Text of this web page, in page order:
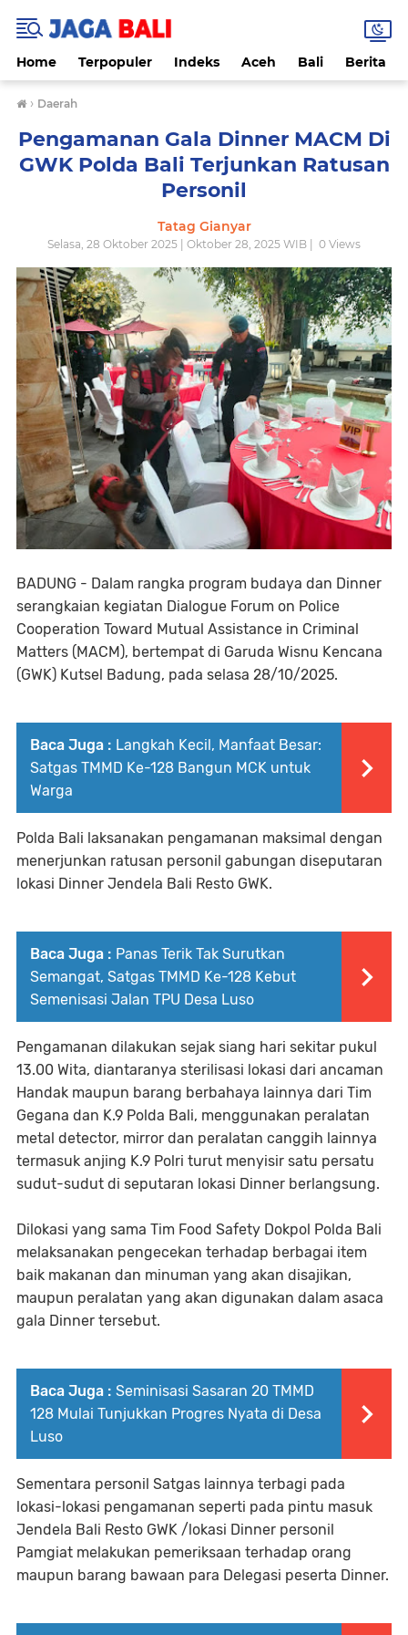
Home Terpopuler Indeks Aceh Bali Berita
› Daerah
Pengamanan Gala Dinner MACM Di
GWK Polda Bali Terjunkan Ratusan
Personil
Tatag Gianyar
Selasa, 28 Oktober 2025 | Oktober 28, 2025 WIB | 0 Views
BADUNG - Dalam rangka program budaya dan Dinner
serangkaian kegiatan Dialogue Forum on Police
Cooperation Toward Mutual Assistance in Criminal
Matters (MACM), bertempat di Garuda Wisnu Kencana
(GWK) Kutsel Badung, pada selasa 28/10/2025.
Baca Juga : Langkah Kecil, Manfaat Besar:
Satgas TMMD Ke-128 Bangun MCK untuk
Warga
Polda Bali laksanakan pengamanan maksimal dengan
menerjunkan ratusan personil gabungan diseputaran
lokasi Dinner Jendela Bali Resto GWK.
Baca Juga : Panas Terik Tak Surutkan
Semangat, Satgas TMMD Ke-128 Kebut
Semenisasi Jalan TPU Desa Luso
Pengamanan dilakukan sejak siang hari sekitar pukul
13.00 Wita, diantaranya sterilisasi lokasi dari ancaman
Handak maupun barang berbahaya lainnya dari Tim
Gegana dan K.9 Polda Bali, menggunakan peralatan
metal detector, mirror dan peralatan canggih lainnya
termasuk anjing K.9 Polri turut menyisir satu persatu
sudut-sudut di seputaran lokasi Dinner berlangsung.
Dilokasi yang sama Tim Food Safety Dokpol Polda Bali
melaksanakan pengecekan terhadap berbagai item
baik makanan dan minuman yang akan disajikan,
maupun peralatan yang akan digunakan dalam asaca
gala Dinner tersebut.
Baca Juga : Seminisasi Sasaran 20 TMMD
128 Mulai Tunjukkan Progres Nyata di Desa
Luso
Sementara personil Satgas lainnya terbagi pada
lokasi-lokasi pengamanan seperti pada pintu masuk
Jendela Bali Resto GWK /lokasi Dinner personil
Pamgiat melakukan pemeriksaan terhadap orang
maupun barang bawaan para Delegasi peserta Dinner.